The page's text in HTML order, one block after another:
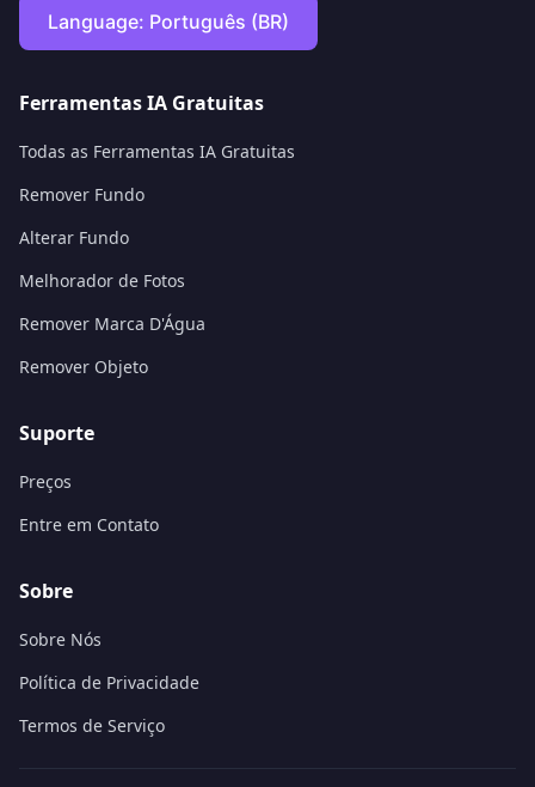
Language: Português (BR)
Ferramentas IA Gratuitas
Todas as Ferramentas IA Gratuitas
Remover Fundo
Alterar Fundo
Melhorador de Fotos
Remover Marca D'Água
Remover Objeto
Suporte
Preços
Entre em Contato
Sobre
Sobre Nós
Política de Privacidade
Termos de Serviço